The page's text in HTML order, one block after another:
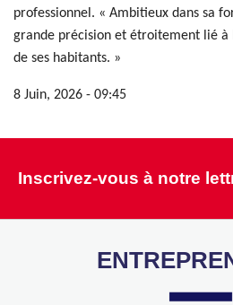
professionnel. « Ambitieux dans sa
grande précision et étroitement lié
de ses habitants. »
8 Juin, 2026 - 09:45
Inscrivez-vous à notre